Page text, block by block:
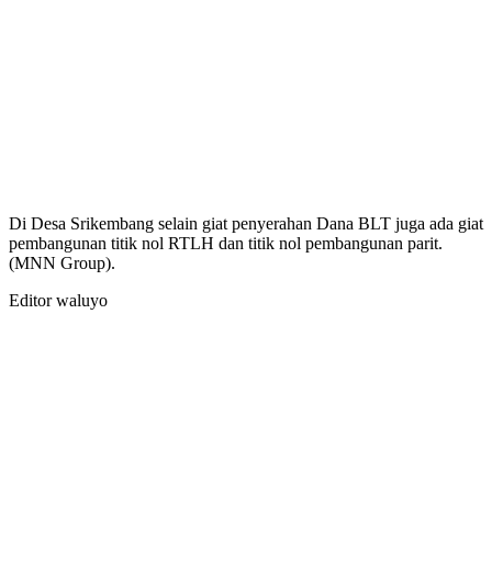
Di Desa Srikembang selain giat penyerahan Dana BLT juga ada giat
pembangunan titik nol RTLH dan titik nol pembangunan parit.
(MNN Group).
Editor waluyo